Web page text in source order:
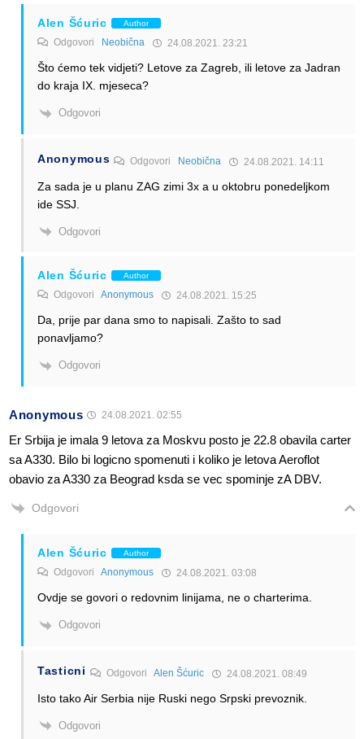
Alen Šćuric Author
Odgovori Neobična 24.08.2021. 23:21
Što ćemo tek vidjeti? Letove za Zagreb, ili letove za Jadran
do kraja IX. mjeseca?
Odgovori
Anonymous Odgovori Neobična 24.08.2021. 14:11
Za sada je u planu ZAG zimi 3x a u oktobru ponedeljkom
ide SSJ.
Odgovori
Alen Šćuric Author
Odgovori Anonymous 24.08.2021. 15:25
Da, prije par dana smo to napisali. Zašto to sad
ponavljamo?
Odgovori
Anonymous 24.08.2021. 02:55
Er Srbija je imala 9 letova za Moskvu posto je 22.8 obavila carter
sa A330. Bilo bi logicno spomenuti i koliko je letova Aeroflot
obavio za A330 za Beograd ksda se vec spominje zA DBV.
Odgovori
Alen Šćuric Author
Odgovori Anonymous 24.08.2021. 03:08
Ovdje se govori o redovnim linijama, ne o charterima.
Odgovori
Tasticni Odgovori Alen Šćuric 24.08.2021. 08:49
Isto tako Air Serbia nije Ruski nego Srpski prevoznik.
Odgovori